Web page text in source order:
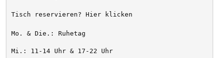
Tisch reservieren? Hier klicken
Mo. & Die.: Ruhetag
Mi.: 11-14 Uhr & 17-22 Uhr